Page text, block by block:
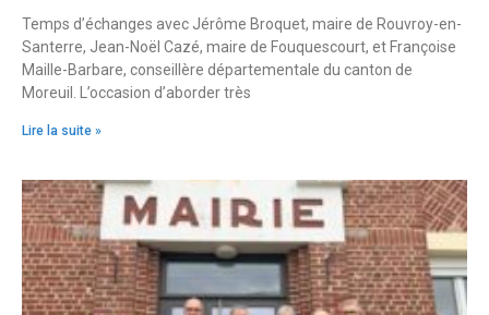
Temps d’échanges avec Jérôme Broquet, maire de Rouvroy-en-
Santerre, Jean-Noël Cazé, maire de Fouquescourt, et Françoise
Maille-Barbare, conseillère départementale du canton de
Moreuil. L’occasion d’aborder très
Lire la suite »